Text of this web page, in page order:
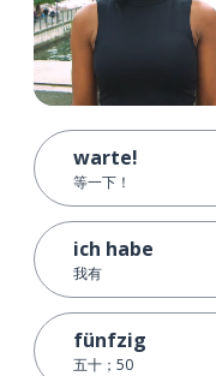
warte!
等一下！
ich habe
我有
fünfzig
五十；50